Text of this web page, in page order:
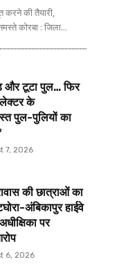
की तैयारी,
कोरबा : जिला...
और टूटा पुल… फिर
के
पुल-पुलियों का
7, 2026
की छात्राओं का
अंबिकापुर हाईवे
पर
6, 2026